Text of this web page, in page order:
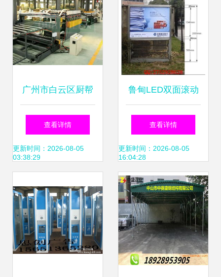
广州市白云区厨帮
手纸塑制品厂——
专注品质包装，助
查看详情
更新时间：2026-08-05
03:38:29
鲁甸LED双面滚动
灭蚊蝇灯箱 宿豫伟
广告制品厂提供专
业生产与软件销售
方案
查看详情
更新时间：2026-08-05
16:04:28